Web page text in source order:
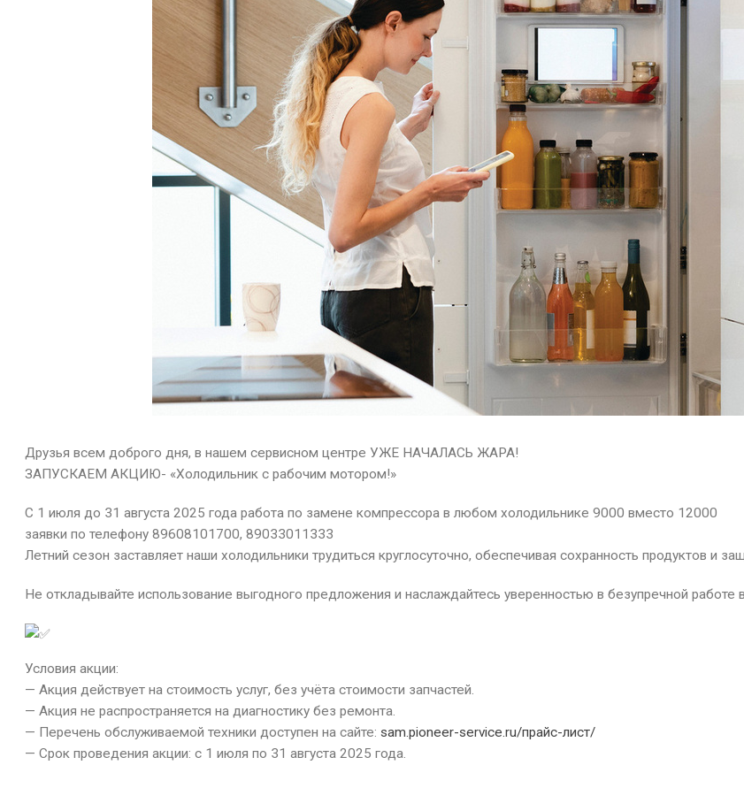
Друзья всем доброго дня, в нашем сервисном центре УЖЕ НАЧАЛАСЬ ЖАРА!
ЗАПУСКАЕМ АКЦИЮ- «Холодильник с рабочим мотором!»
С 1 июля до 31 августа 2025 года работа по замене компрессора в любом холодильнике 9000 вместо 12000
заявки по телефону 89608101700, 89033011333
Летний сезон заставляет наши холодильники трудиться круглосуточно, обеспечивая сохранность продуктов и
Не откладывайте использование выгодного предложения и наслаждайтесь уверенностью в безупречной работе
Условия акции:
— Акция действует на стоимость услуг, без учёта стоимости запчастей.
— Акция не распространяется на диагностику без ремонта.
— Перечень обслуживаемой техники доступен на сайте:sam.pioneer-service.ru/прайс-лист/
— Срок проведения акции: с 1 июля по 31 августа 2025 года.